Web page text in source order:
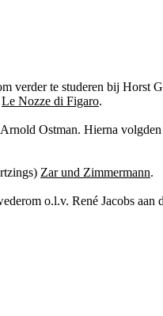
te studeren bij Horst
Le Nozze di Figaro.
Ostman. Hierna
Zar und Zimmermann.
o.l.v. René Jacobs